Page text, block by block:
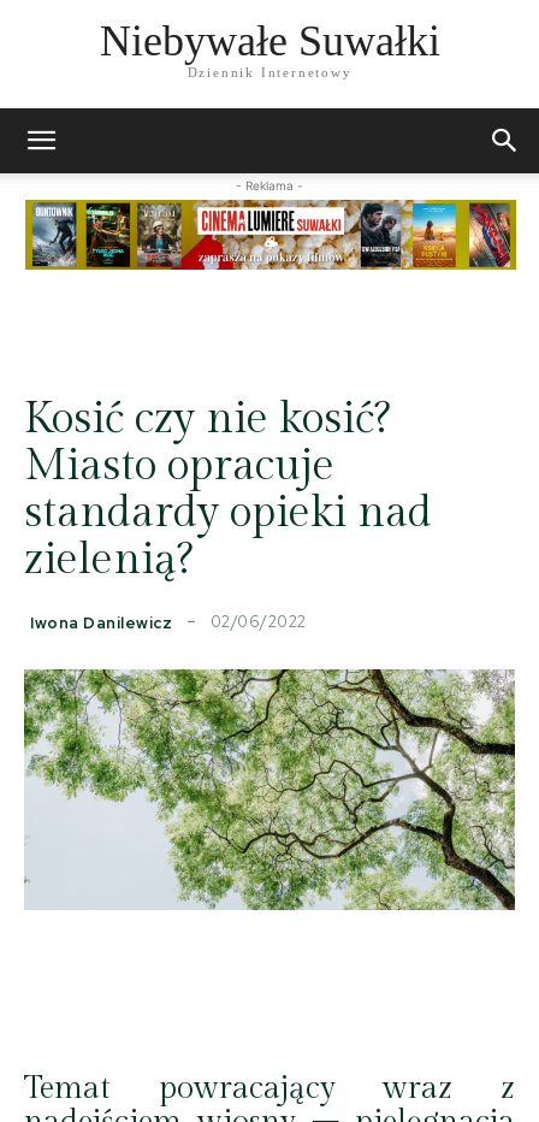
Niebywałe Suwałki
Dziennik Internetowy
- Reklama -
Kosić czy nie kosić?
Miasto opracuje
standardy opieki nad
zielenią?
Iwona Danilewicz 02/06/2022
Temat powracający wraz z